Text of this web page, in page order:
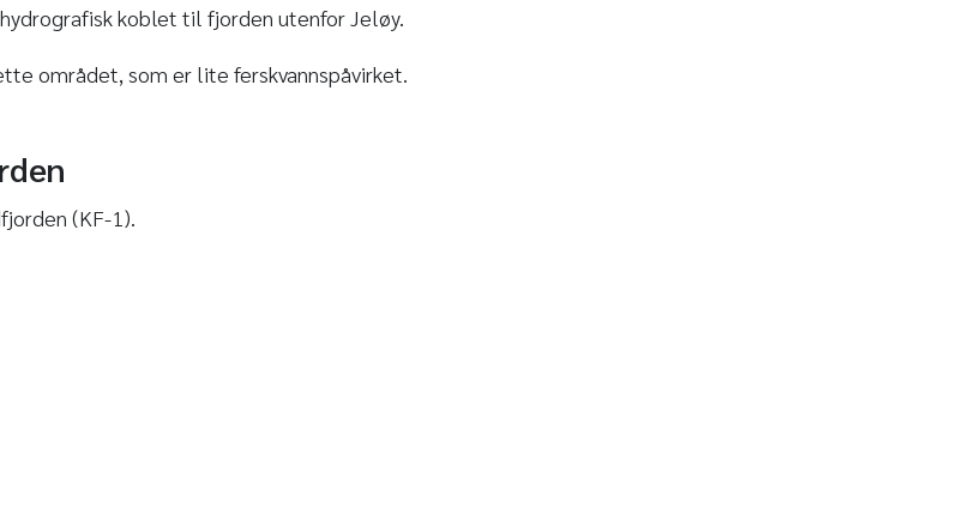
koblet til fjorden utenfor Jeløy.
området, som er lite ferskvannspåvirket.
(KF-1).